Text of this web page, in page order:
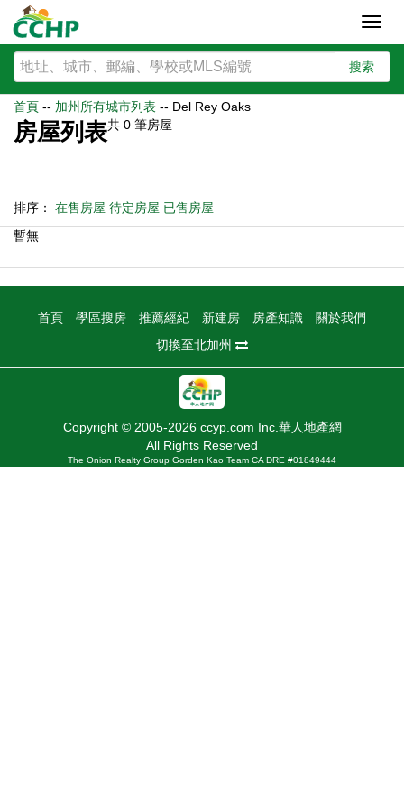
搜索
首頁 -- 加州所有城市列表 -- Del Rey Oaks
房屋列表共 0 筆房屋
排序： 在售房屋 待定房屋 已售房屋
暫無
首頁 學區搜房 推薦經紀 新建房 房產知識
關於我們
切換至北加州
Copyright © 2005-2026 ccyp.com Inc.華人地產網
All Rights Reserved
The Onion Realty Group Gorden Kao Team CA DRE #01849444